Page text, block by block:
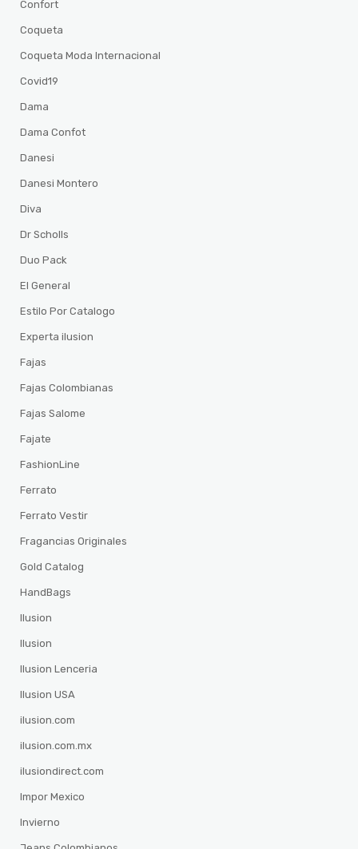
Confort
Coqueta
Coqueta Moda Internacional
Covid19
Dama
Dama Confot
Danesi
Danesi Montero
Diva
Dr Scholls
Duo Pack
El General
Estilo Por Catalogo
Experta ilusion
Fajas
Fajas Colombianas
Fajas Salome
Fajate
FashionLine
Ferrato
Ferrato Vestir
Fragancias Originales
Gold Catalog
HandBags
Ilusion
Ilusion
Ilusion Lenceria
Ilusion USA
ilusion.com
ilusion.com.mx
ilusiondirect.com
Impor Mexico
Invierno